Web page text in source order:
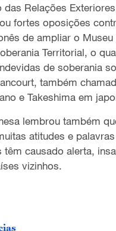
das Relações
fortes oposições
de ampliar o Museu
Territorial, o qu
de soberania
também
e Takeshima em
lembrou também
atitudes e
têm causado alerta,
vizinhos.